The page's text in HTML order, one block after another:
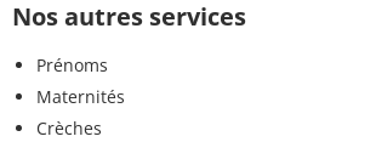
Nos autres services
Prénoms
Maternités
Crèches